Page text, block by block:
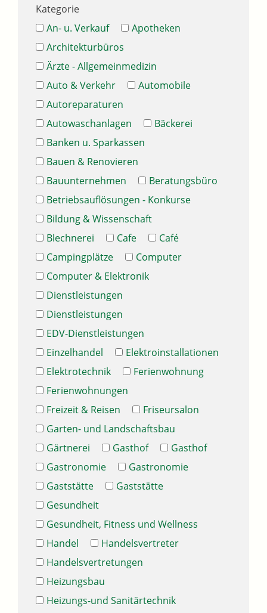
Kategorie
An- u. Verkauf
Apotheken
Architekturbüros
Ärzte - Allgemeinmedizin
Auto & Verkehr
Automobile
Autoreparaturen
Autowaschanlagen
Bäckerei
Banken u. Sparkassen
Bauen & Renovieren
Bauunternehmen
Beratungsbüro
Betriebsauflösungen - Konkurse
Bildung & Wissenschaft
Blechnerei
Cafe
Café
Campingplätze
Computer
Computer & Elektronik
Dienstleistungen
Dienstleistungen
EDV-Dienstleistungen
Einzelhandel
Elektroinstallationen
Elektrotechnik
Ferienwohnung
Ferienwohnungen
Freizeit & Reisen
Friseursalon
Garten- und Landschaftsbau
Gärtnerei
Gasthof
Gasthof
Gastronomie
Gastronomie
Gaststätte
Gaststätte
Gesundheit
Gesundheit, Fitness und Wellness
Handel
Handelsvertreter
Handelsvertretungen
Heizungsbau
Heizungs-und Sanitärtechnik